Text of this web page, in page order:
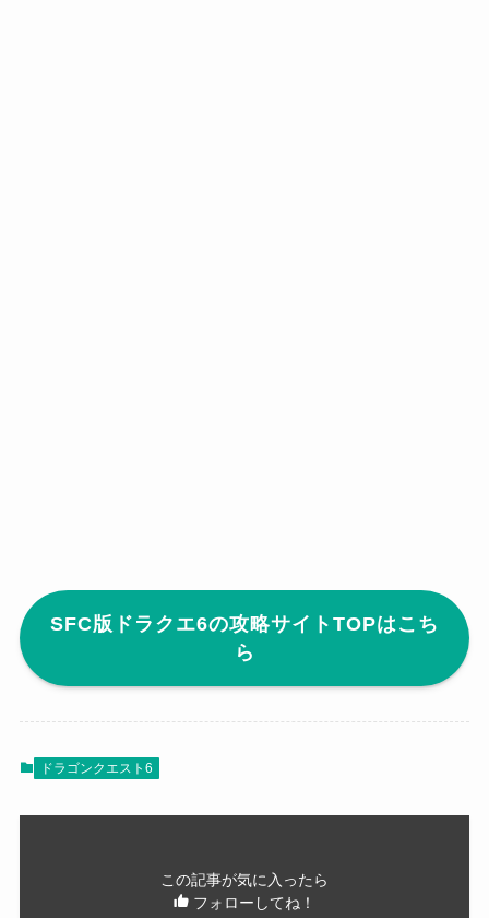
SFC版ドラクエ6の攻略サイトTOPはこち
ら
ドラゴンクエスト6
この記事が気に入ったら
フォローしてね！